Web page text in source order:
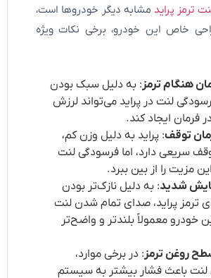
ترمز پراید مشابه دیگر خودروها است،
خاص این خودرو، برخی نکات ویژه
هنگام ترمز: به دلیل سبک بودن
لنت در پراید می‌تواند لرزش
فرمان ایجاد کند.
توقف: پراید به دلیل وزن کم،
سریعی دارد، اما فرسودگی لنت
مزیت را از بین ببرد.
شدید: به دلیل نازک‌تر بودن
ترمز پراید، صدای تمام شدن لنت
خودرو معمولاً بلندتر و واضح‌تر
روغن ترمز: در برخی موارد،
لنت باعث فشار بیشتر به سیستم